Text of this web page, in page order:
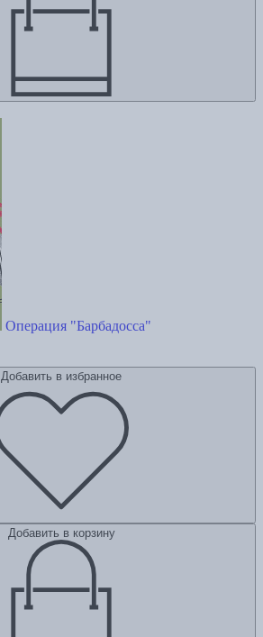
Операция "Барбадосса"
Добавить в избранное
Добавить в корзину